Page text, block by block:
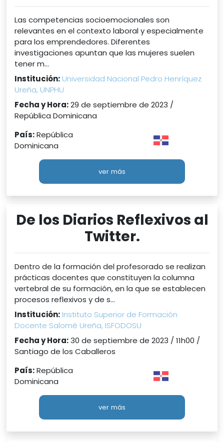
Las competencias socioemocionales son
relevantes en el contexto laboral y especialmente
para los emprendedores. Diferentes
investigaciones apuntan que las mujeres suelen
tener m...
Institución: Universidad Nacional Pedro Henríquez
Ureña, UNPHU
Fecha y Hora:29 de septiembre de 2023 /
República Dominicana
País:República
Dominicana
ver más
De los Diarios Reflexivos al
Twitter.
Dentro de la formación del profesorado se realizan
prácticas docentes que constituyen la columna
vertebral de su formación, en la que se establecen
procesos reflexivos y de s...
Institución: Instituto Superior de Formación
Docente Salomé Ureña, ISFODOSU
Fecha y Hora:30 de septiembre de 2023 / 11h00 /
Santiago de los Caballeros
País:República
Dominicana
ver más